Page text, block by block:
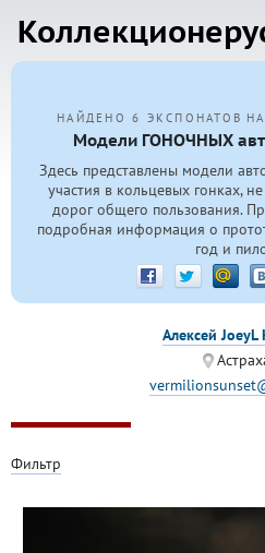
НАЙДЕНО 6 ЭКСПОНАТОВ
Модели ГОНОЧНЫХ
Здесь представлены модели
участия в кольцевых гонках,
дорог общего пользования.
подробная информация о
год и
Алексей JoeyL
Фильтр